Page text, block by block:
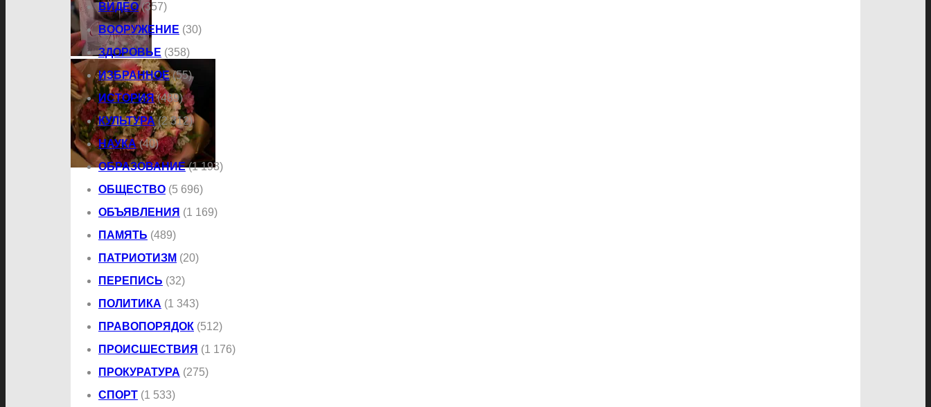
ВИДЕО(357)
ВООРУЖЕНИЕ (30)
ЗДОРОВЬЕ (358)
ИЗБРАННОЕ(55)
ИСТОРИЯ(489)
КУЛЬТУРА(2 312)
НАУКА(40)
ОБРАЗОВАНИЕ(1 193)
ОБЩЕСТВО (5 696)
ОБЪЯВЛЕНИЯ (1 169)
ПАМЯТЬ (489)
ПАТРИОТИЗМ (20)
ПЕРЕПИСЬ (32)
ПОЛИТИКА (1 343)
ПРАВОПОРЯДОК (512)
ПРОИСШЕСТВИЯ (1 176)
ПРОКУРАТУРА (275)
СПОРТ (1 533)